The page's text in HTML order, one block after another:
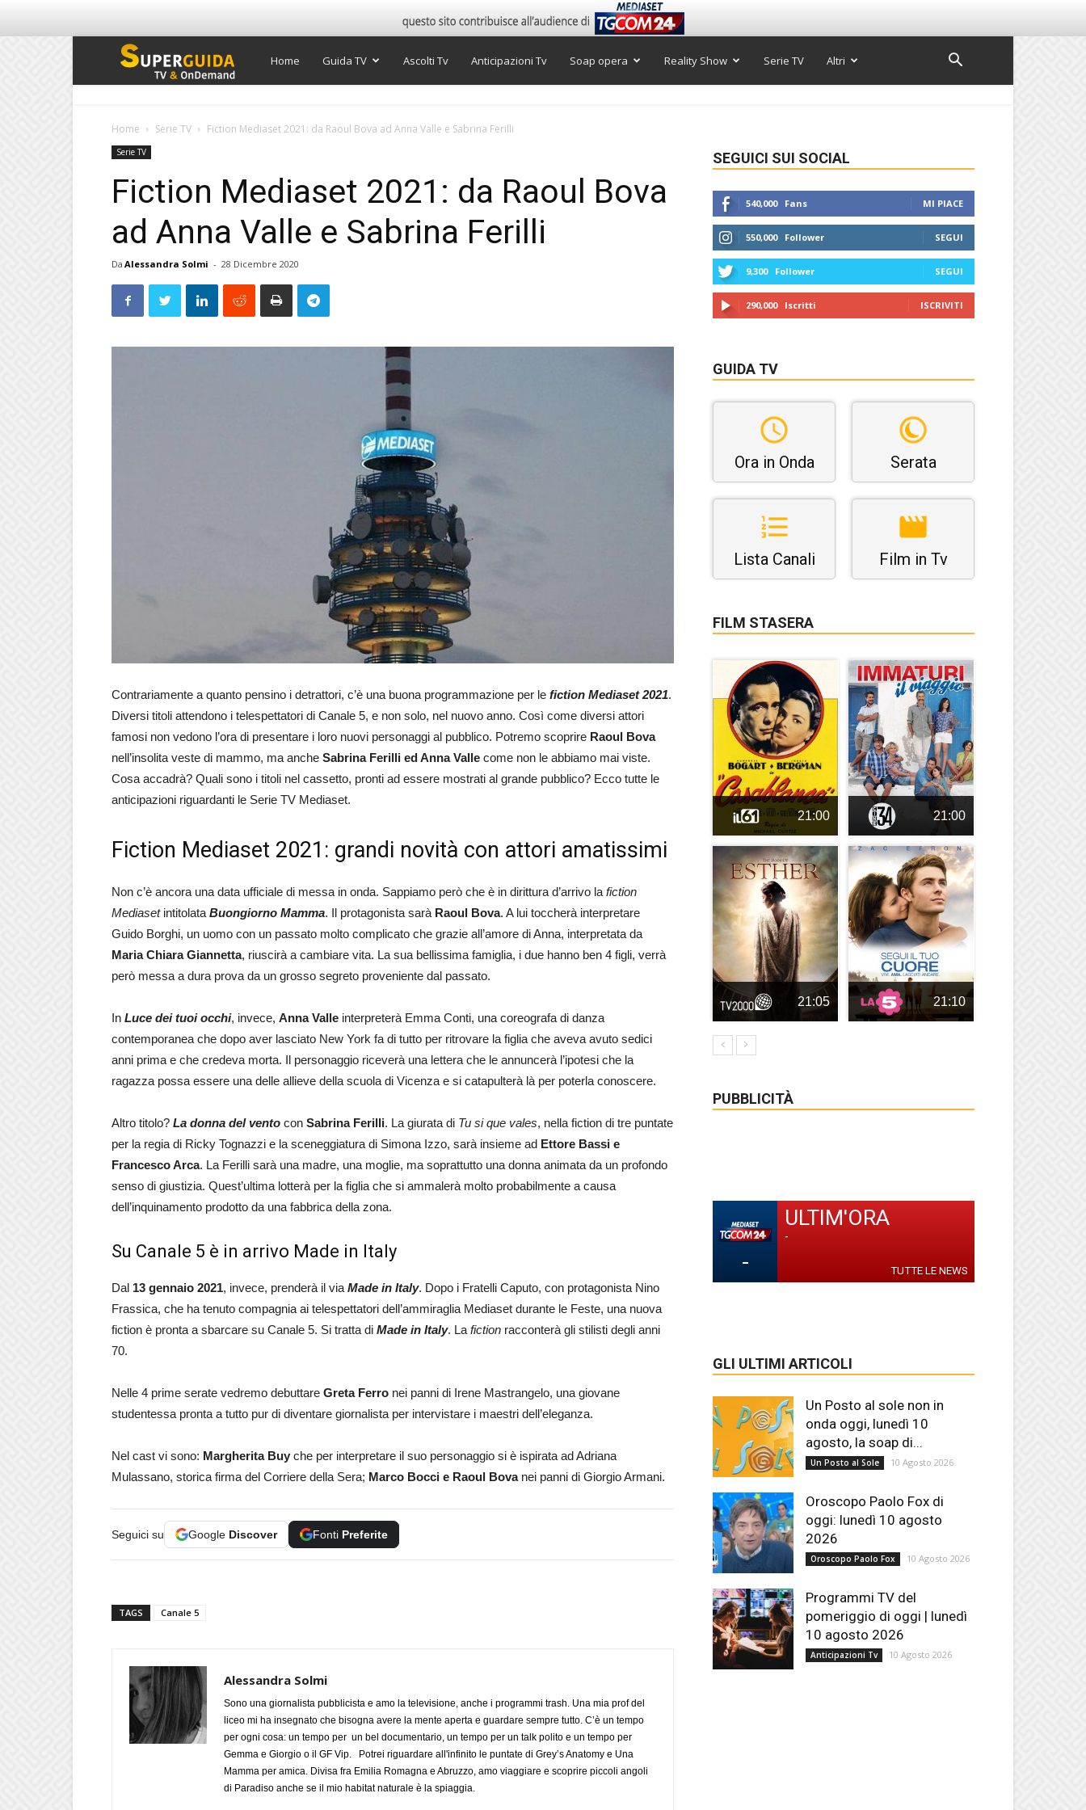
Super
Home Guida TV Ascolti Tv Anticipazioni Tv Soap opera Reality Show Serie TV Altri
Home Serie TV Fiction Mediaset 2021: da Raoul Bova ad Anna Valle e Sabrina Ferilli
Serie TV
Fiction Mediaset 2021: da Raoul Bova
ad Anna Valle e Sabrina Ferilli
Da Alessandra Solmi - 28 Dicembre 2020
Contrariamente a quanto pensino i detrattori, c’è una buona programmazione per le fiction Mediaset 2021.
Diversi titoli attendono i telespettatori di Canale 5, e non solo, nel nuovo anno. Così come diversi attori
famosi non vedono l’ora di presentare i loro nuovi personaggi al pubblico. Potremo scoprire Raoul Bova
nell’insolita veste di mammo, ma anche Sabrina Ferilli ed Anna Valle come non le abbiamo mai viste.
Cosa accadrà? Quali sono i titoli nel cassetto, pronti ad essere mostrati al grande pubblico? Ecco tutte le
anticipazioni riguardanti le Serie TV Mediaset.
Fiction Mediaset 2021: grandi novità con attori amatissimi
Non c’è ancora una data ufficiale di messa in onda. Sappiamo però che è in dirittura d’arrivo la fiction
Mediasetintitolata Buongiorno Mamma. Il protagonista sarà Raoul Bova. A lui toccherà interpretare
Guido Borghi, un uomo con un passato molto complicato che grazie all’amore di Anna, interpretata da
Maria Chiara Giannetta, riuscirà a cambiare vita. La sua bellissima famiglia, i due hanno ben 4 figli, verrà
però messa a dura prova da un grosso segreto proveniente dal passato.
In Luce dei tuoi occhi, invece, Anna Valle interpreterà Emma Conti, una coreografa di danza
contemporanea che dopo aver lasciato New York fa di tutto per ritrovare la figlia che aveva avuto sedici
anni prima e che credeva morta. Il personaggio riceverà una lettera che le annuncerà l’ipotesi che la
ragazza possa essere una delle allieve della scuola di Vicenza e si catapulterà là per poterla conoscere.
Altro titolo? La donna del vento con Sabrina Ferilli. La giurata di Tu si que vales, nella fiction di tre puntate
per la regia di Ricky Tognazzi e la sceneggiatura di Simona Izzo, sarà insieme ad Ettore Bassi e
Francesco Arca. La Ferilli sarà una madre, una moglie, ma soprattutto una donna animata da un profondo
senso di giustizia. Quest’ultima lotterà per la figlia che si ammalerà molto probabilmente a causa
dell’inquinamento prodotto da una fabbrica della zona.
Su Canale 5 è in arrivo Made in Italy
Dal 13 gennaio 2021, invece, prenderà il via Made in Italy. Dopo i Fratelli Caputo, con protagonista Nino
Frassica, che ha tenuto compagnia ai telespettatori dell’ammiraglia Mediaset durante le Feste, una nuova
fiction è pronta a sbarcare su Canale 5. Si tratta di Made in Italy. La fiction racconterà gli stilisti degli anni
70.
Nelle 4 prime serate vedremo debuttare Greta Ferro nei panni di Irene Mastrangelo, una giovane
studentessa pronta a tutto pur di diventare giornalista per intervistare i maestri dell’eleganza.
Nel cast vi sono: Margherita Buy che per interpretare il suo personaggio si è ispirata ad Adriana
Mulassano, storica firma del Corriere della Sera; Marco Bocci e Raoul Bovanei panni di Giorgio Armani.
Seguici su Google Discover Fonti Preferite
TAGS Canale 5
Alessandra Solmi
Sono una giornalista pubblicista e amo la televisione, anche i programmi trash. Una mia prof del
liceo mi ha insegnato che bisogna avere la mente aperta e guardare sempre tutto. C’è un tempo
per ogni cosa: un tempo per un bel documentario, un tempo per un talk polito e un tempo per
Gemma e Giorgio o il GF Vip. Potrei riguardare all'infinito le puntate di Grey’s Anatomy e Una
Mamma per amica. Divisa fra Emilia Romagna e Abruzzo, amo viaggiare e scoprire piccoli angoli
di Paradiso anche se il mio habitat naturale è la spiaggia.
SEGUICI SUI SOCIAL
540,000 Fans MI PIACE
550,000 Follower SEGUI
9,300 Follower SEGUI
290,000 Iscritti ISCRIVITI
GUIDA TV
Ora in Onda Serata
Lista Canali Film in Tv
FILM STASERA
21:00 21:00
21:05 21:10
PUBBLICITÀ
-
ULTIM'ORA
-
TUTTE LE NEWS
GLI ULTIMI ARTICOLI
Un Posto al sole non in
onda oggi, lunedì 10
agosto, la soap di...
Un Posto al Sole 10 Agosto 2026
Oroscopo Paolo Fox di
oggi: lunedì 10 agosto
2026
Oroscopo Paolo Fox 10 Agosto 2026
Programmi TV del
pomeriggio di oggi | lunedì
10 agosto 2026
Anticipazioni Tv 10 Agosto 2026